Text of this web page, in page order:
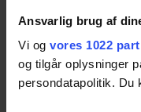
Ansvarlig brug af
Vi og vores 1022
og tilgår oplysninger
persondatapolitik.